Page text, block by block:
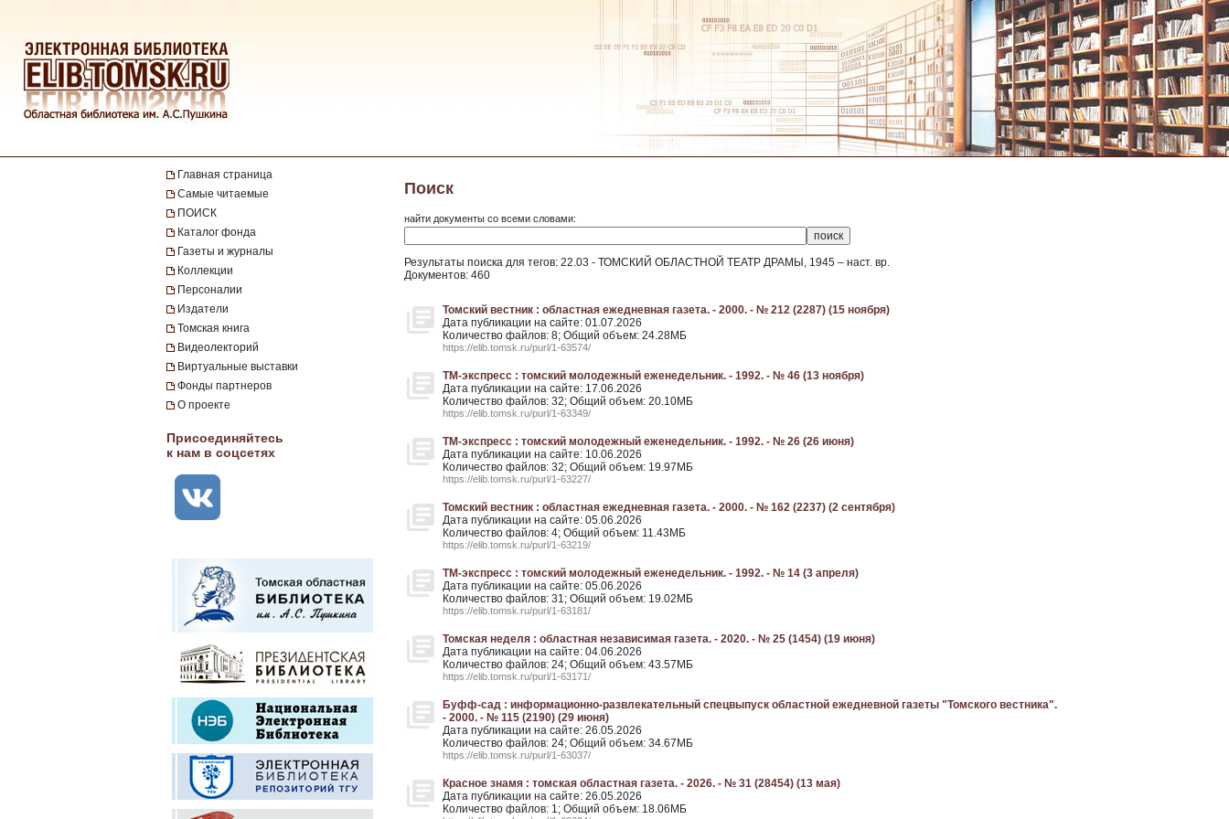
Главная страница
Самые читаемые
ПОИСК
Каталог фонда
Газеты и журналы
Коллекции
Персоналии
Издатели
Томская книга
Видеолекторий
Виртуальные выставки
Фонды партнеров
О проекте
Присоединяйтесь
к нам в соцсетях
Поиск
найти документы со всеми словами:
Результаты поиска для тегов: 22.03 - ТОМСКИЙ ОБЛАСТНОЙ ТЕАТР ДРАМЫ, 1945 – наст. вр.
Документов: 460
Томский вестник : областная ежедневная газета. - 2000. - № 212 (2287) (15 ноября)
Дата публикации на сайте: 01.07.2026
Количество файлов: 8; Общий объем: 24.28МБ
https://elib.tomsk.ru/purl/1-63574/
ТМ-экспресс : томский молодежный еженедельник. - 1992. - № 46 (13 ноября)
Дата публикации на сайте: 17.06.2026
Количество файлов: 32; Общий объем: 20.10МБ
https://elib.tomsk.ru/purl/1-63349/
ТМ-экспресс : томский молодежный еженедельник. - 1992. - № 26 (26 июня)
Дата публикации на сайте: 10.06.2026
Количество файлов: 32; Общий объем: 19.97МБ
https://elib.tomsk.ru/purl/1-63227/
Томский вестник : областная ежедневная газета. - 2000. - № 162 (2237) (2 сентября)
Дата публикации на сайте: 05.06.2026
Количество файлов: 4; Общий объем: 11.43МБ
https://elib.tomsk.ru/purl/1-63219/
ТМ-экспресс : томский молодежный еженедельник. - 1992. - № 14 (3 апреля)
Дата публикации на сайте: 05.06.2026
Количество файлов: 31; Общий объем: 19.02МБ
https://elib.tomsk.ru/purl/1-63181/
Томская неделя : областная независимая газета. - 2020. - № 25 (1454) (19 июня)
Дата публикации на сайте: 04.06.2026
Количество файлов: 24; Общий объем: 43.57МБ
https://elib.tomsk.ru/purl/1-63171/
Буфф-сад : информационно-развлекательный спецвыпуск областной ежедневной газеты "Томского вестника".
- 2000. - № 115 (2190) (29 июня)
Дата публикации на сайте: 26.05.2026
Количество файлов: 24; Общий объем: 34.67МБ
https://elib.tomsk.ru/purl/1-63037/
Красное знамя : томская областная газета. - 2026. - № 31 (28454) (13 мая)
Дата публикации на сайте: 26.05.2026
Количество файлов: 1; Общий объем: 18.06МБ